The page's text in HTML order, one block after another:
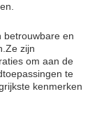
betrouwbare en
zijn
om aan de
te
kenmerken